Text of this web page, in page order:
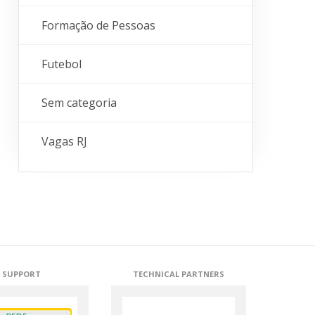
Formação de Pessoas
Futebol
Sem categoria
Vagas RJ
SUPPORT TECHNICAL PARTNERS